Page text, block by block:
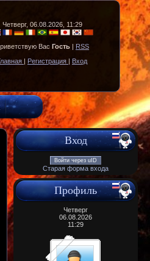
Четверг, 06.08.2026, 11:29
Вас Гость | RSS
| Регистрация | Вход
Вход
Войти через uID
Старая форма входа
Профиль
Четверг
06.08.2026
11:29